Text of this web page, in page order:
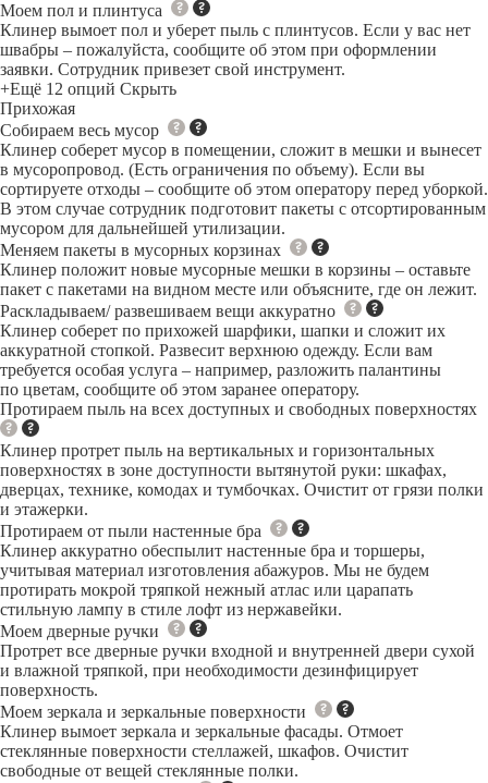
Моем пол и плинтуса
Клинер вымоет пол и уберет пыль с плинтусов. Если у вас нет
швабры – пожалуйста, сообщите об этом при оформлении
заявки. Сотрудник привезет свой инструмент.
+Ещё 12 опций Скрыть
Прихожая
Собираем весь мусор
Клинер соберет мусор в помещении, сложит в мешки и вынесет
в мусоропровод. (Есть ограничения по объему). Если вы
сортируете отходы – сообщите об этом оператору перед уборкой.
В этом случае сотрудник подготовит пакеты с отсортированным
мусором для дальнейшей утилизации.
Меняем пакеты в мусорных корзинах
Клинер положит новые мусорные мешки в корзины – оставьте
пакет с пакетами на видном месте или объясните, где он лежит.
Раскладываем/ развешиваем вещи аккуратно
Клинер соберет по прихожей шарфики, шапки и сложит их
аккуратной стопкой. Развесит верхнюю одежду. Если вам
требуется особая услуга – например, разложить палантины
по цветам, сообщите об этом заранее оператору.
Протираем пыль на всех доступных и свободных поверхностях
Клинер протрет пыль на вертикальных и горизонтальных
поверхностях в зоне доступности вытянутой руки: шкафах,
дверцах, технике, комодах и тумбочках. Очистит от грязи полки
и этажерки.
Протираем от пыли настенные бра
Клинер аккуратно обеспылит настенные бра и торшеры,
учитывая материал изготовления абажуров. Мы не будем
протирать мокрой тряпкой нежный атлас или царапать
стильную лампу в стиле лофт из нержавейки.
Моем дверные ручки
Протрет все дверные ручки входной и внутренней двери сухой
и влажной тряпкой, при необходимости дезинфицирует
поверхность.
Моем зеркала и зеркальные поверхности
Клинер вымоет зеркала и зеркальные фасады. Отмоет
стеклянные поверхности стеллажей, шкафов. Очистит
свободные от вещей стеклянные полки.